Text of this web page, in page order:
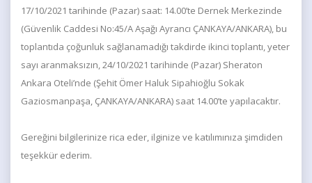
17/10/2021 tarihinde (Pazar) saat: 14.00’te Dernek Merkezinde
(Güvenlik Caddesi No:45/A Aşağı Ayrancı ÇANKAYA/ANKARA), bu
toplantıda çoğunluk sağlanamadığı takdirde ikinci toplantı, yeter
sayı aranmaksızın, 24/10/2021 tarihinde (Pazar) Sheraton
Ankara Oteli’nde (Şehit Ömer Haluk Sipahioğlu Sokak
Gaziosmanpaşa, ÇANKAYA/ANKARA) saat 14.00’te yapılacaktır.
Gereğini bilgilerinize rica eder, ilginize ve katılımınıza şimdiden
teşekkür ederim.